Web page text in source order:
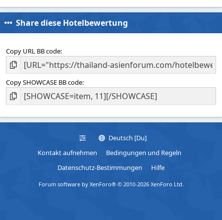
Share diese Hotelbewertung
Copy URL BB code
Copy SHOWCASE BB code
Deutsch [Du]
Kontakt aufnehmen
Bedingungen und Regeln
Datenschutz-Bestimmungen
Hilfe
Forum software by XenForo® © 2010-2026 XenForo Ltd.